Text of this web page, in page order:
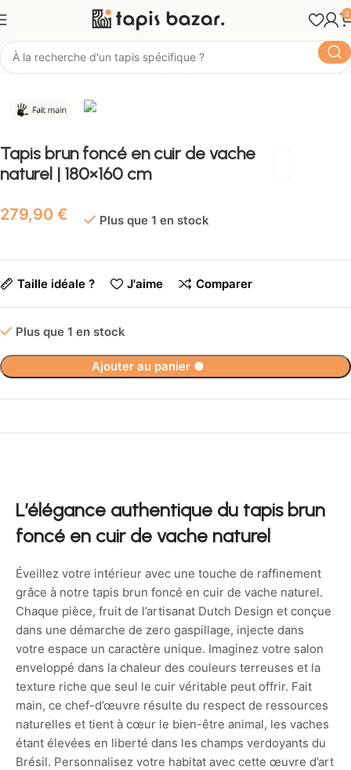
0
Matière Tapis peau de vache
Tapis brun foncé en cuir de vache
naturel | 180×160 cm
€ Plus que 1 en stock
Taille idéale ? J'aime Comparer
Plus que 1 en stock
Ajouter au panier●
L’élégance authentique du tapis brun
foncé en cuir de vache naturel
Éveillez votre intérieur avec une touche de raffinement
grâce à notre tapis brun foncé en cuir de vache naturel.
Chaque pièce, fruit de l’artisanat Dutch Design et conçue
dans une démarche de zero gaspillage, injecte dans
votre espace un caractère unique. Imaginez votre salon
enveloppé dans la chaleur des couleurs terreuses et la
texture riche que seul le cuir véritable peut offrir. Fait
main, ce chef-d’œuvre résulte du respect de ressources
naturelles et tient à cœur le bien-être animal, les vaches
étant élevées en liberté dans les champs verdoyants du
Brésil. Personnalisez votre habitat avec cette œuvre d’art